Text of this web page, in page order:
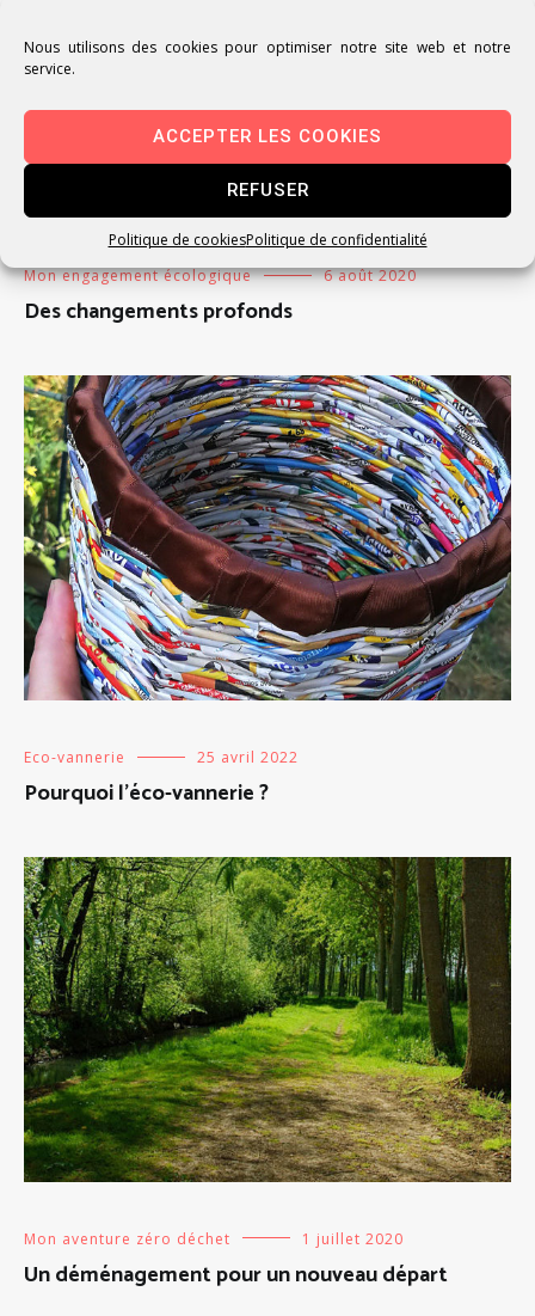
Nous utilisons des cookies pour optimiser notre site web et notre
service.
ACCEPTER LES COOKIES
REFUSER
Politique de cookiesPolitique de confidentialité
Mon engagement écologique 6 août 2020
Des changements profonds
Eco-vannerie 25 avril 2022
Pourquoi l’éco-vannerie ?
Mon aventure zéro déchet 1 juillet 2020
Un déménagement pour un nouveau départ